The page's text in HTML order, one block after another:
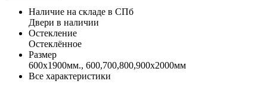
Наличие на складе в СПб
Двери в наличии
Остекление
Остеклённое
Размер
600x1900мм., 600,700,800,900х2000мм
Все характеристики